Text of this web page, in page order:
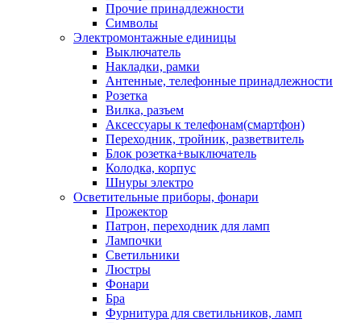
Прочие принадлежности
Символы
Электромонтажные единицы
Выключатель
Накладки, рамки
Антенные, телефонные принадлежности
Розетка
Вилка, разъем
Аксессуары к телефонам(смартфон)
Переходник, тройник, разветвитель
Блок розетка+выключатель
Колодка, корпус
Шнуры электро
Осветительные приборы, фонари
Прожектор
Патрон, переходник для ламп
Лампочки
Светильники
Люстры
Фонари
Бра
Фурнитура для светильников, ламп